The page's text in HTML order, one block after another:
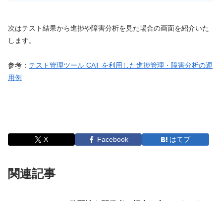
次はテスト結果から進捗や障害分析を見た場合の画面を紹介いた
します。
参考： テスト管理ツール CAT を利用した進捗管理・障害分析の運
用例
X Facebook はてブ
関連記事